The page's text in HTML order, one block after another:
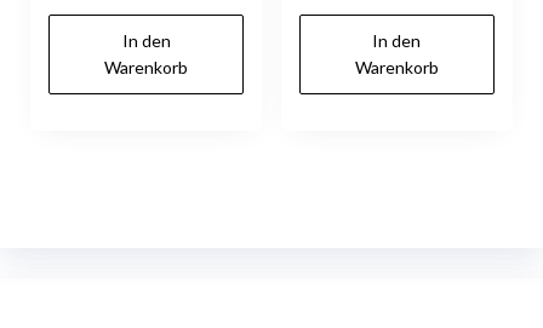
In den
Warenkorb
269,00 €
In den
Warenkorb